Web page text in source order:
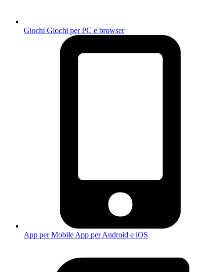
Giochi Giochi per PC e browser
App per Mobile App per Android e iOS